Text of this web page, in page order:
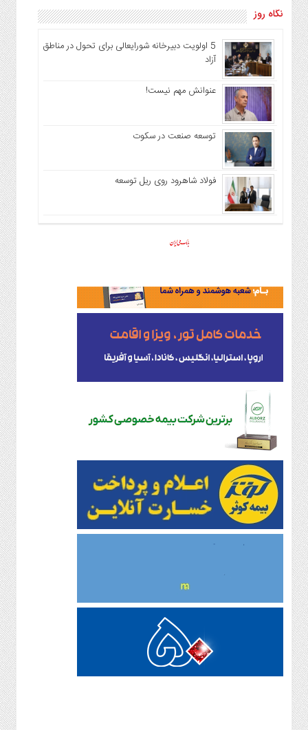
نگاه روز
5 اولویت دبیرخانه شورایعالی برای تحول در مناطق
آزاد
عنوانش مهم نیست!
توسعه صنعت در سکوت
فولاد شاهرود روی ریل توسعه